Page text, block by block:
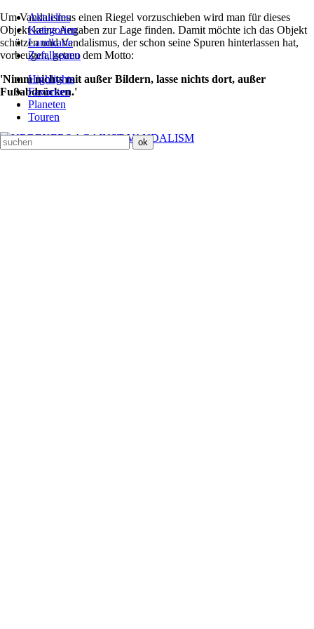
Aktuelles
Kategorien
Landkarte
Zufallspano
Highlights
Favoriten
Planeten
Touren
Um Vandalismus einen Riegel vorzuschieben wird man für dieses
Objekt keine Angaben zur Lage finden. Damit möchte ich das Objekt
schützen und Vandalismus, der schon seine Spuren hinterlassen hat,
vorbeugen, getreu dem Motto:
'Nimm nichts mit außer Bildern, lasse nichts dort, außer
Fußabdrücken.'